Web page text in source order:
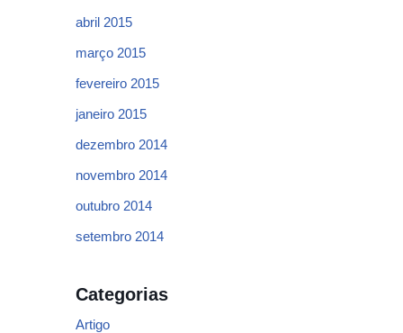
abril 2015
março 2015
fevereiro 2015
janeiro 2015
dezembro 2014
novembro 2014
outubro 2014
setembro 2014
Categorias
Artigo